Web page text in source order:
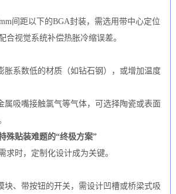
间距以下的BGA封装，需选用带中心定位
合视觉系统补偿热胀冷缩误差。
胀系数低的材质（如钻石钢），或增加温度
属吸嘴接触氯气等气体，可选择陶瓷或表面
殊贴装难题的“终极方案”
求时，定制化设计成为关键。
块、带按钮的开关，需设计凹槽或桥梁式吸